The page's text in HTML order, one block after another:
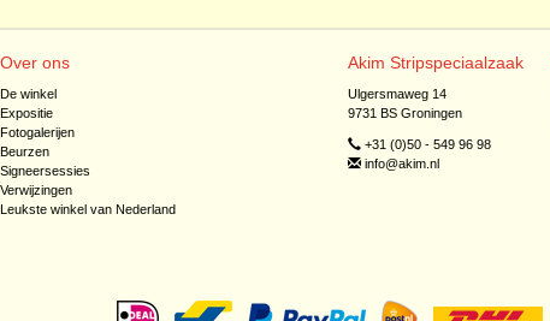
Over ons
De winkel
Expositie
Fotogalerijen
Beurzen
Signeersessies
Verwijzingen
Leukste winkel van Nederland
Akim Stripspeciaalzaak
Ulgersmaweg 14
9731 BS Groningen
+31 (0)50 - 549 96 98
info@akim.nl